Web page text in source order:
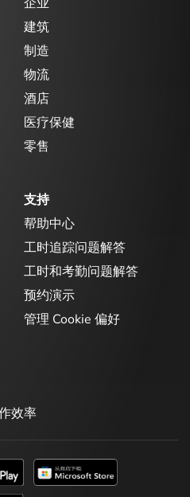
建筑
制造
物流
酒店
医疗保健
零售
支持
帮助中心
工时追踪问题解答
工时和考勤问题解答
预约演示
管理 Cookie 偏好
效率